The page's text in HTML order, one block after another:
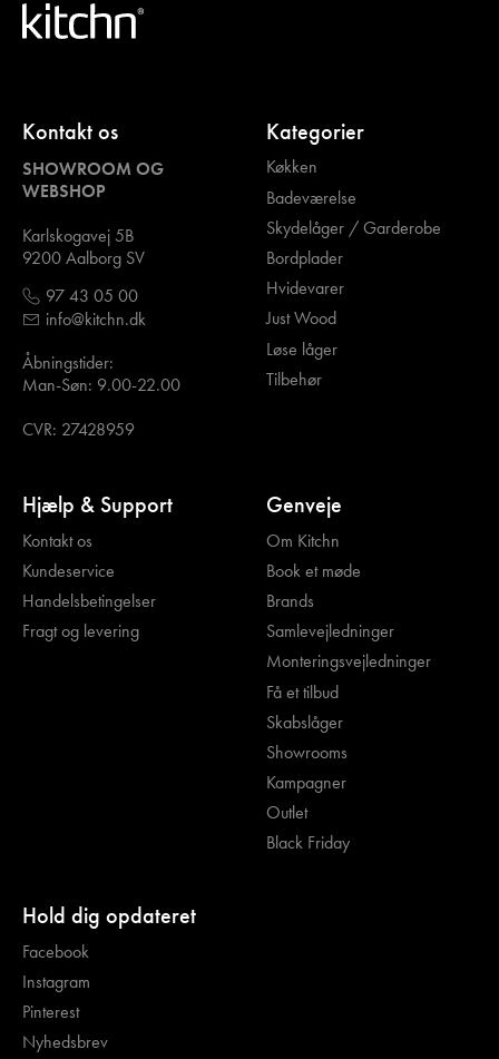
Kontakt os
SHOWROOM OG
WEBSHOP
Karlskogavej 5B
9200 Aalborg SV
97 43 05 00
info@kitchn.dk
Åbningstider:
Man-Søn: 9.00-22.00
CVR: 27428959
Kategorier
Køkken
Badeværelse
Skydelåger / Garderobe
Bordplader
Hvidevarer
Just Wood
Løse låger
Tilbehør
Hjælp & Support
Kontakt os
Kundeservice
Handelsbetingelser
Fragt og levering
Genveje
Om Kitchn
Book et møde
Brands
Samlevejledninger
Monteringsvejledninger
Få et tilbud
Skabslåger
Showrooms
Kampagner
Outlet
Black Friday
Hold dig opdateret
Facebook
Instagram
Pinterest
Nyhedsbrev